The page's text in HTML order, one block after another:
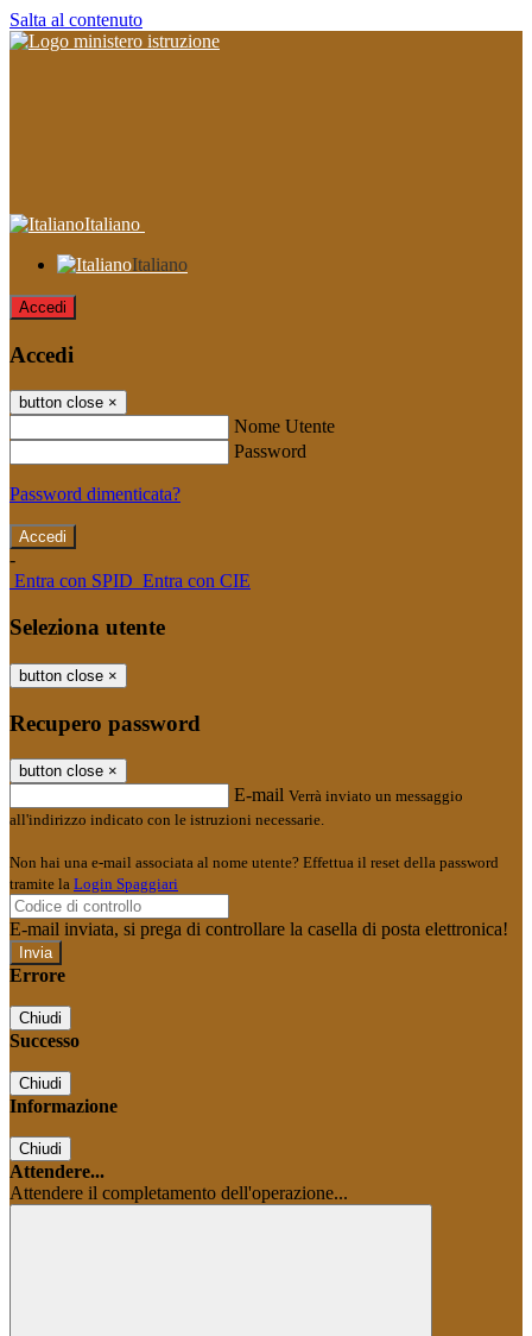
Salta al contenuto
Italiano
Italiano
Accedi
Accedi
button close ×
Nome Utente
Password
Password dimenticata?
-
Entra con SPID Entra con CIE
Seleziona utente
button close ×
Recupero password
button close ×
E-mail Verrà inviato un messaggio
all'indirizzo indicato con le istruzioni necessarie.
Non hai una e-mail associata al nome utente? Effettua il reset della password
tramite la Login Spaggiari
E-mail inviata, si prega di controllare la casella di posta elettronica!
Errore
Chiudi
Successo
Chiudi
Informazione
Chiudi
Attendere...
Attendere il completamento dell'operazione...